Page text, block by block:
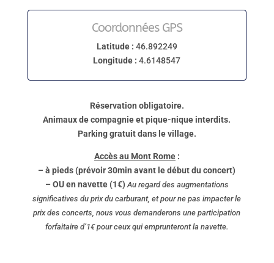
Coordonnées GPS
Latitude : 46.892249
Longitude : 4.6148547
Réservation obligatoire.
Animaux de compagnie et pique-nique interdits.
Parking gratuit dans le village.
Accès au Mont Rome:
– à pieds (prévoir 30min avant le début du concert)
– OU en navette (1€) Au regard des augmentations
significatives du prix du carburant, et pour ne pas impacter le
prix des concerts, nous vous demanderons une participation
forfaitaire d’1€ pour ceux qui emprunteront la navette.